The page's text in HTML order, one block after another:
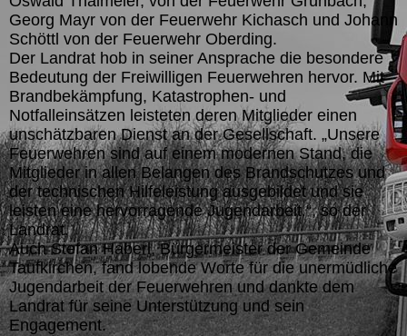
Georg Mayr von der Feuerwehr Kichasch und Johann
Schöttl von der Feuerwehr Oberding.
Der Landrat hob in seiner Ansprache die besondere
Bedeutung der Freiwilligen Feuerwehren hervor. Mit
Brandbekämpfung, Katastrophen- und
Notfalleinsätzen leisteten deren Mitglieder einen
unschätzbaren Dienst an der Gesellschaft. „Unsere
Feuerwehren sind auf einem modernen Stand, die
Mitglieder in allen Belangen des Brandschutzes und
der technischen Hilfeleistung ausgebildet und sie
leisten eine hervorragende Jugendarbeit.“, so der
Landrat.
Auch Stefan Haberl, Bürgermeister der Gemeinde
Taufkirchen, fand lobende Worte für die unermüdliche
Jugendarbeit der Feuerwehren und dankte dem
Landrat für seine Unterstützung und sein
Engagement.